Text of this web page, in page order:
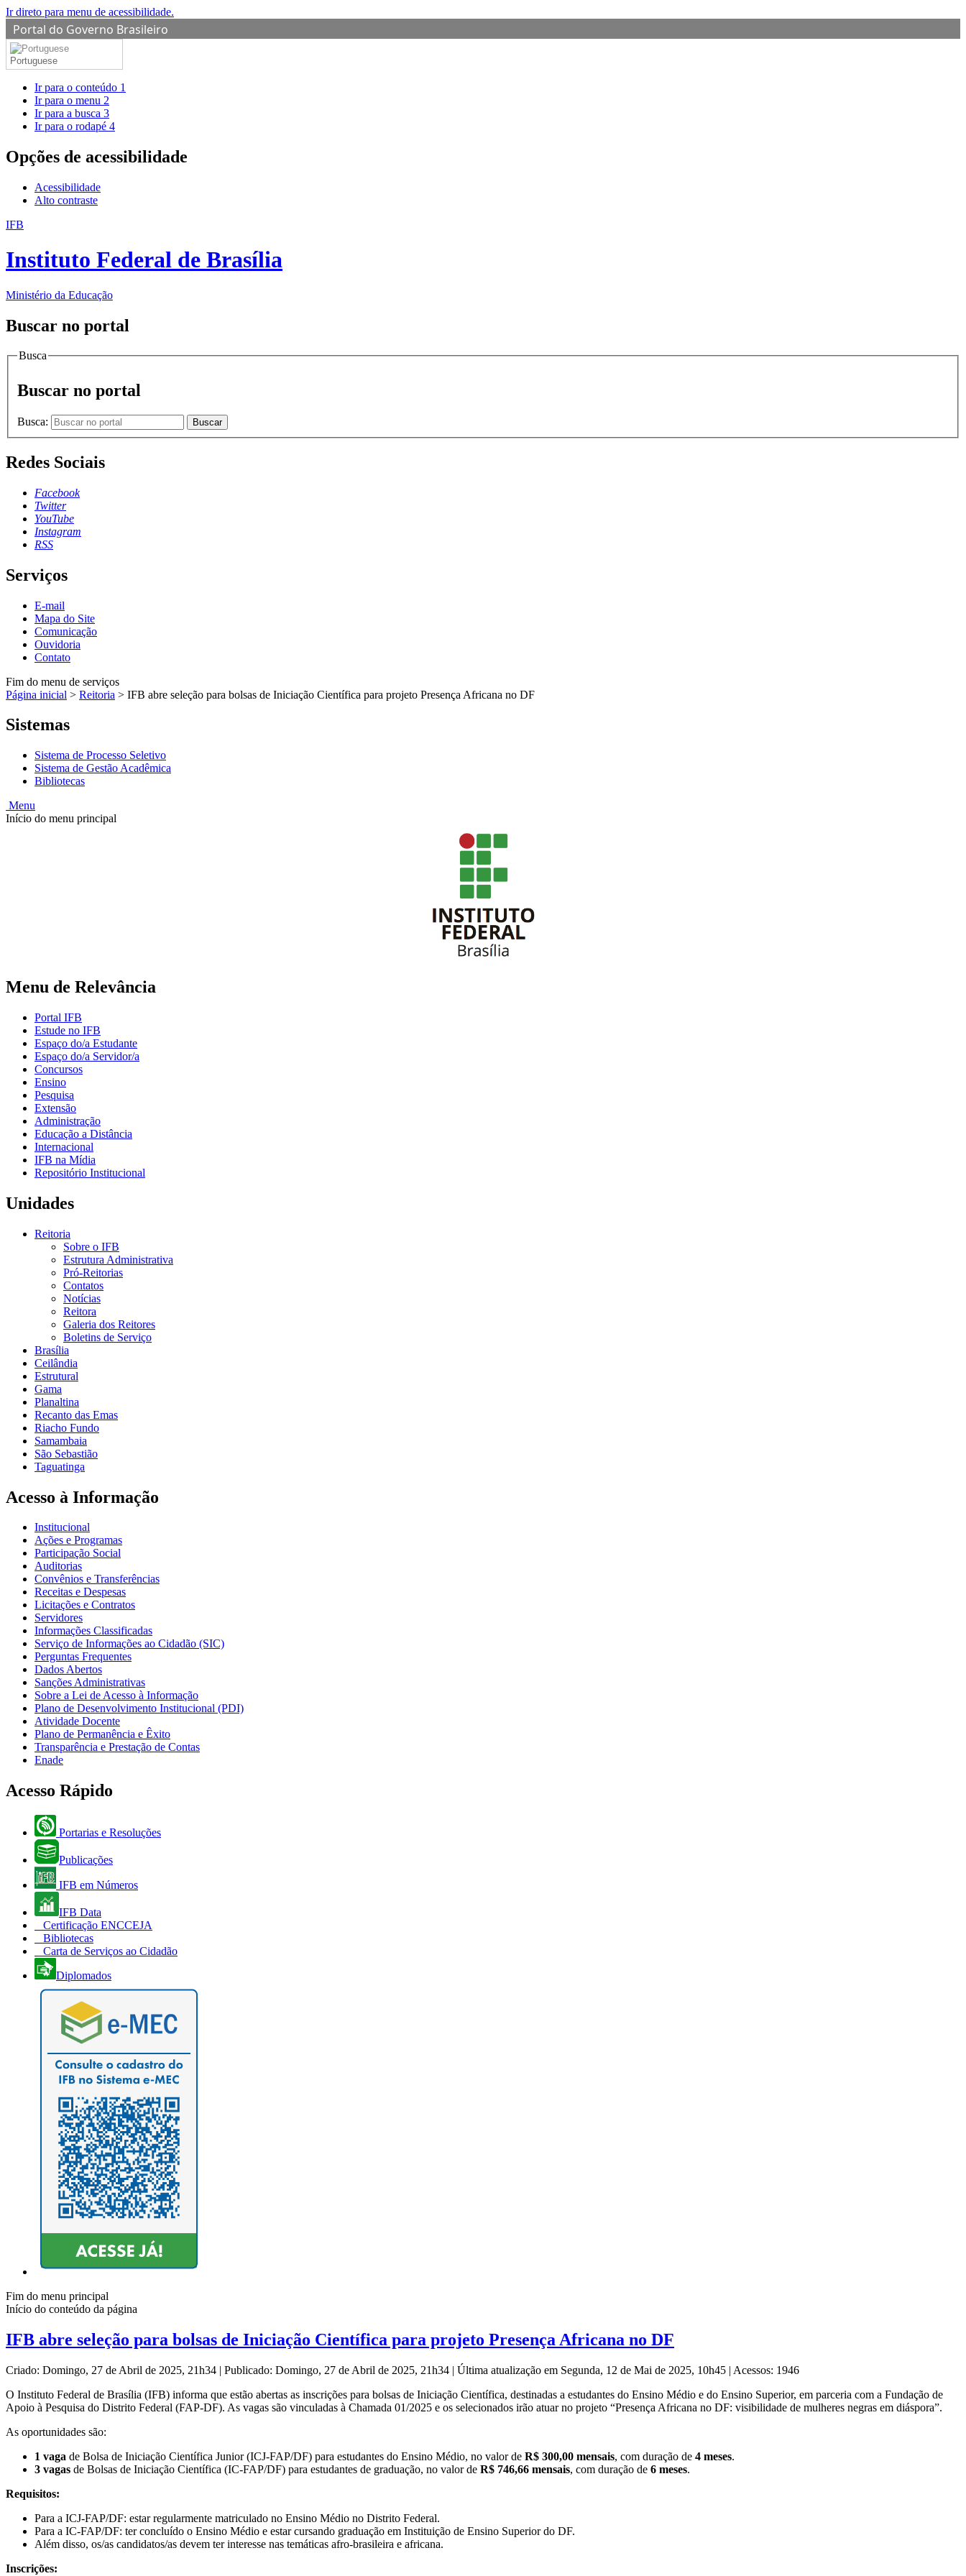
Ir direto para menu de acessibilidade.
Portal do Governo Brasileiro
Portuguese
Ir para o conteúdo 1
Ir para o menu 2
Ir para a busca 3
Ir para o rodapé 4
Opções de acessibilidade
Acessibilidade
Alto contraste
IFB
Instituto Federal de Brasília
Ministério da Educação
Buscar no portal
Busca
Buscar no portal
Busca: Buscar
Redes Sociais
Facebook
Twitter
YouTube
Instagram
RSS
Serviços
E-mail
Mapa do Site
Comunicação
Ouvidoria
Contato
Fim do menu de serviços
Página inicial > Reitoria > IFB abre seleção para bolsas de Iniciação Científica para projeto Presença Africana no DF
Sistemas
Sistema de Processo Seletivo
Sistema de Gestão Acadêmica
Bibliotecas
Menu
Início do menu principal
Menu de Relevância
Portal IFB
Estude no IFB
Espaço do/a Estudante
Espaço do/a Servidor/a
Concursos
Ensino
Pesquisa
Extensão
Administração
Educação a Distância
Internacional
IFB na Mídia
Repositório Institucional
Unidades
Reitoria
Sobre o IFB
Estrutura Administrativa
Pró-Reitorias
Contatos
Notícias
Reitora
Galeria dos Reitores
Boletins de Serviço
Brasília
Ceilândia
Estrutural
Gama
Planaltina
Recanto das Emas
Riacho Fundo
Samambaia
São Sebastião
Taguatinga
Acesso à Informação
Institucional
Ações e Programas
Participação Social
Auditorias
Convênios e Transferências
Receitas e Despesas
Licitações e Contratos
Servidores
Informações Classificadas
Serviço de Informações ao Cidadão (SIC)
Perguntas Frequentes
Dados Abertos
Sanções Administrativas
Sobre a Lei de Acesso à Informação
Plano de Desenvolvimento Institucional (PDI)
Atividade Docente
Plano de Permanência e Êxito
Transparência e Prestação de Contas
Enade
Acesso Rápido
Portarias e Resoluções
Publicações
IFB em Números
IFB Data
Certificação ENCCEJA
Bibliotecas
Carta de Serviços ao Cidadão
Diplomados
Fim do menu principal
Início do conteúdo da página
IFB abre seleção para bolsas de Iniciação Científica para projeto Presença Africana no DF
Criado: Domingo, 27 de Abril de 2025, 21h34 | Publicado: Domingo, 27 de Abril de 2025, 21h34 | Última atualização em Segunda, 12 de Mai de 2025, 10h45 | Acessos: 1946
O Instituto Federal de Brasília (IFB) informa que estão abertas as inscrições para bolsas de Iniciação Científica, destinadas a estudantes do Ensino Médio e do Ensino Superior, em parceria com a Fundação de
Apoio à Pesquisa do Distrito Federal (FAP-DF). As vagas são vinculadas à Chamada 01/2025 e os selecionados irão atuar no projeto “Presença Africana no DF: visibilidade de mulheres negras em diáspora”.
As oportunidades são:
1 vaga de Bolsa de Iniciação Científica Junior (ICJ-FAP/DF) para estudantes do Ensino Médio, no valor de R$ 300,00 mensais, com duração de 4 meses.
3 vagas de Bolsas de Iniciação Científica (IC-FAP/DF) para estudantes de graduação, no valor de R$ 746,66 mensais, com duração de 6 meses.
Requisitos:
Para a ICJ-FAP/DF: estar regularmente matriculado no Ensino Médio no Distrito Federal.
Para a IC-FAP/DF: ter concluído o Ensino Médio e estar cursando graduação em Instituição de Ensino Superior do DF.
Além disso, os/as candidatos/as devem ter interesse nas temáticas afro-brasileira e africana.
Inscrições: